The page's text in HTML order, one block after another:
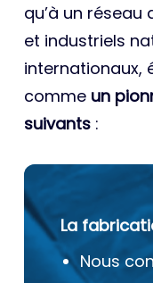
qu’à un réseau
et industriels
internationaux,
comme un
suivants :
La
Nous